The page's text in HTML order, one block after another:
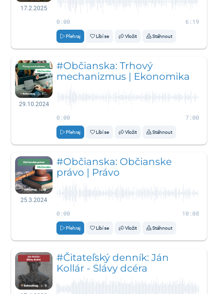
17.2.2025
0:00 6:19
Přehraj Líbí se Vložit Stáhnout
29.10.2024
#Občianska: Trhový
mechanizmus | Ekonomika
0:00 7:00
Přehraj Líbí se Vložit Stáhnout
25.3.2024
#Občianska: Občianske
právo | Právo
0:00 10:08
Přehraj Líbí se Vložit Stáhnout
#Čitateľský denník: Ján
Kollár - Slávy dcéra